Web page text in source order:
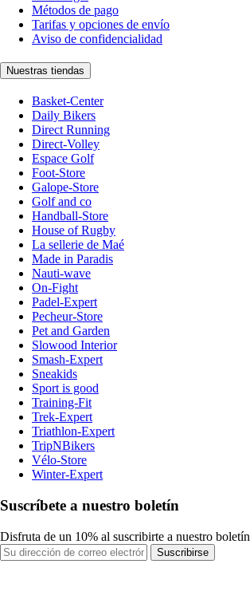
Métodos de pago
Tarifas y opciones de envío
Aviso de confidencialidad
Nuestras tiendas
Basket-Center
Daily Bikers
Direct Running
Direct-Volley
Espace Golf
Foot-Store
Galope-Store
Golf and co
Handball-Store
House of Rugby
La sellerie de Maé
Made in Paradis
Nauti-wave
On-Fight
Padel-Expert
Pecheur-Store
Pet and Garden
Slowood Interior
Smash-Expert
Sneakids
Sport is good
Training-Fit
Trek-Expert
Triathlon-Expert
TripNBikers
Vélo-Store
Winter-Expert
Suscríbete a nuestro boletín
Disfruta de un 10% al suscribirte a nuestro boletín
Suscribirse